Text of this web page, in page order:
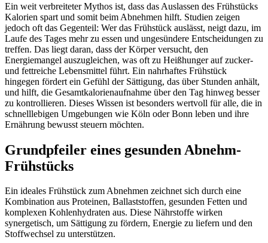
Ein weit verbreiteter Mythos ist, dass das Auslassen des Frühstücks
Kalorien spart und somit beim Abnehmen hilft. Studien zeigen
jedoch oft das Gegenteil: Wer das Frühstück auslässt, neigt dazu, im
Laufe des Tages mehr zu essen und ungesündere Entscheidungen zu
treffen. Das liegt daran, dass der Körper versucht, den
Energiemangel auszugleichen, was oft zu Heißhunger auf zucker-
und fettreiche Lebensmittel führt. Ein nahrhaftes Frühstück
hingegen fördert ein Gefühl der Sättigung, das über Stunden anhält,
und hilft, die Gesamtkalorienaufnahme über den Tag hinweg besser
zu kontrollieren. Dieses Wissen ist besonders wertvoll für alle, die in
schnelllebigen Umgebungen wie Köln oder Bonn leben und ihre
Ernährung bewusst steuern möchten.
Grundpfeiler eines gesunden Abnehm-
Frühstücks
Ein ideales Frühstück zum Abnehmen zeichnet sich durch eine
Kombination aus Proteinen, Ballaststoffen, gesunden Fetten und
komplexen Kohlenhydraten aus. Diese Nährstoffe wirken
synergetisch, um Sättigung zu fördern, Energie zu liefern und den
Stoffwechsel zu unterstützen.